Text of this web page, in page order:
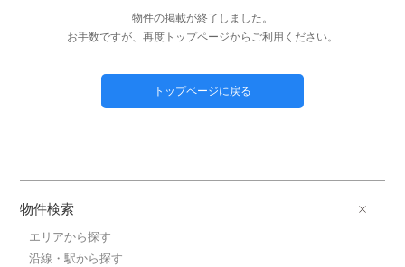
物件の掲載が終了しました。
お手数ですが、再度トップページからご利用ください。
トップページに戻る
物件検索
エリアから探す
沿線・駅から探す